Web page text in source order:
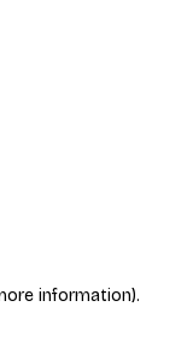
information).